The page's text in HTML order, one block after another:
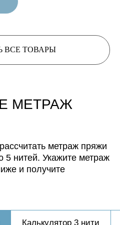
ВСЕ ТОВАРЫ
МЕТРАЖ
метраж пряжи
5 нитей. Укажите метраж
и получите
Калькулятор 3 нити
нитей